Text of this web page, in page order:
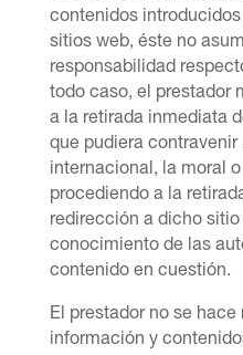
contenidos
sitios web, éste no
responsabilidad
todo caso, el prestador
a la retirada inmediata
que pudiera
internacional, la moral
procediendo a la
redirección a dicho sitio
conocimiento de las
contenido en cuestión.
El prestador no se hace
información y